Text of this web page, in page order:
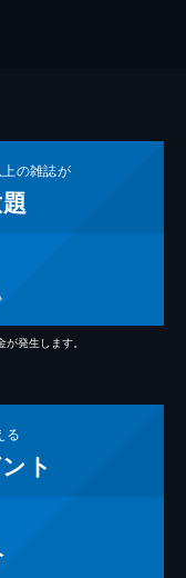
の雑誌が
発生します。
る
ト